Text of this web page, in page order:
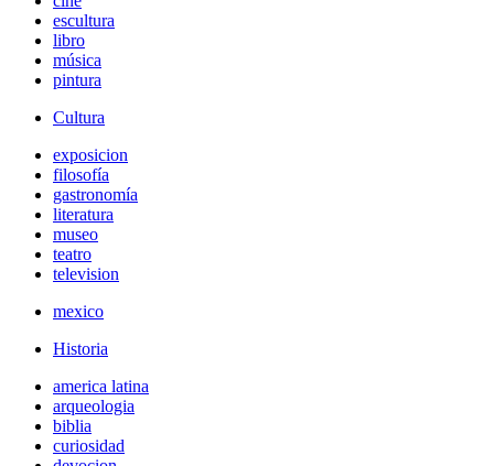
escultura
libro
música
pintura
Cultura
exposicion
filosofía
gastronomía
literatura
museo
teatro
television
mexico
Historia
america latina
arqueologia
biblia
curiosidad